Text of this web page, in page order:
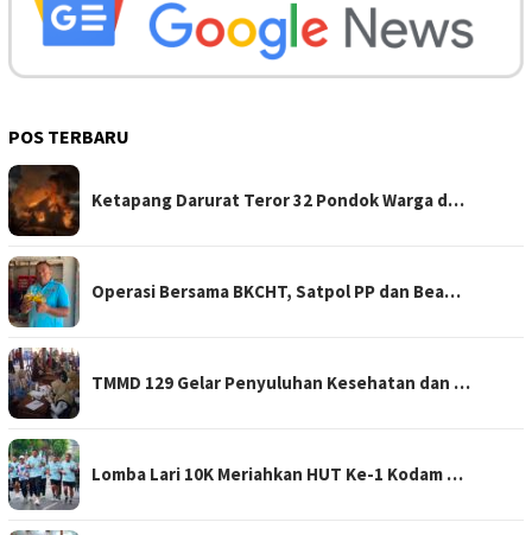
POS TERBARU
Ketapang Darurat Teror 32 Pondok Warga d…
Operasi Bersama BKCHT, Satpol PP dan Bea…
TMMD 129 Gelar Penyuluhan Kesehatan dan …
Lomba Lari 10K Meriahkan HUT Ke-1 Kodam …